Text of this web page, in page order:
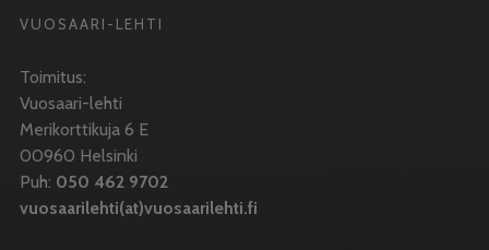
VUOSAARI-LEHTI
Toimitus:
Vuosaari-lehti
Merikorttikuja 6 E
00960 Helsinki
Puh: 050 462 9702
vuosaarilehti(at)vuosaarilehti.fi